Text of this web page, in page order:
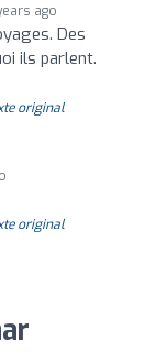
ago
Des
ils parlent.
original
original